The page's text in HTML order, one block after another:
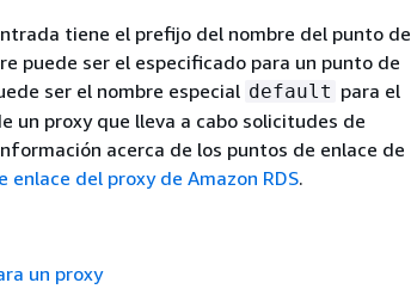
tiene el prefijo del nombre del punto de
puede ser el especificado para un punto de
ser el nombre especial default para el
un proxy que lleva a cabo solicitudes de
acerca de los puntos de enlace de
enlace del proxy de Amazon RDS.
un proxy